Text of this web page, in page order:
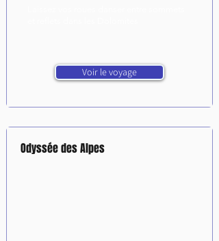
Voir le voyage
Odyssée des Alpes